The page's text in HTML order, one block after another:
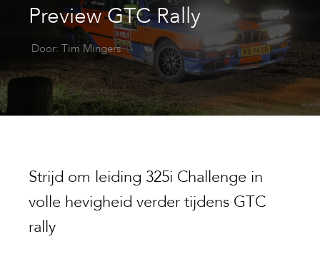
Preview GTC Rally
Door: Tim Mingers
Strijd om leiding 325i Challenge in
volle hevigheid verder tijdens GTC
rally